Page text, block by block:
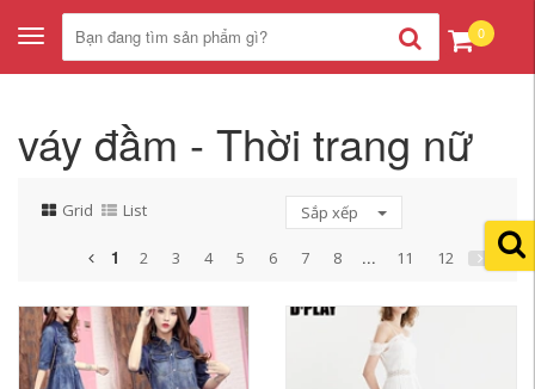
Toggle
navigation
0
váy đầm - Thời trang nữ
Grid List Sắp xếp
1 2 3 4 5 6 7 8 ... 11 12